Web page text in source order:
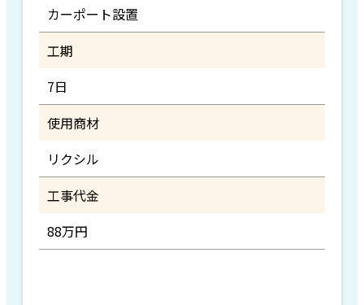
カーポート設置
工期
7日
使用商材
リクシル
工事代金
88万円